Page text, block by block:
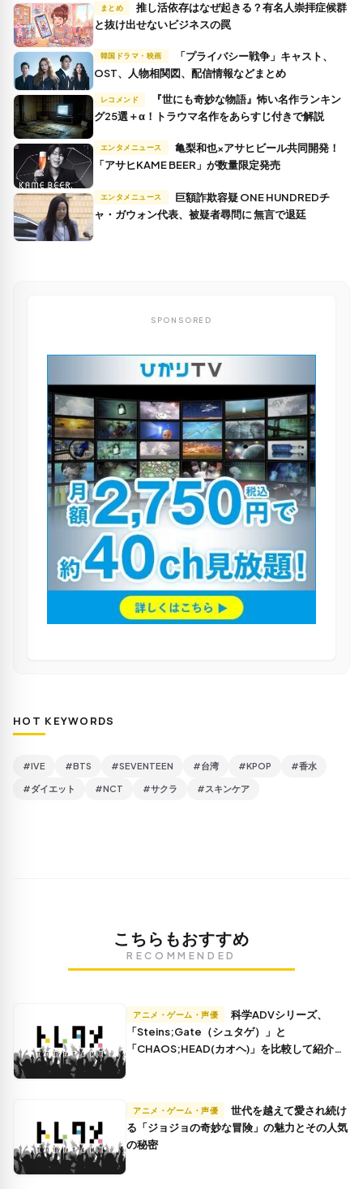
まとめ
推し活依存はなぜ起きる？有名人崇拝症候群
と抜け出せないビジネスの罠
韓国ドラマ・映画
OST、人物相関図、配信情報などまとめ
レコメンド
グ25選＋α！トラウマ名作をあらすじ付きで解説
エンタメニュース
「アサヒKAME BEER」が数量限定発売
エンタメニュース
ャ・ガウォン代表、被疑者尋問に 無言で退廷
SPONSORED
HOT KEYWORDS
#IVE #BTS #SEVENTEEN #台湾 #KPOP #香水
#ダイエット #NCT #サクラ #スキンケア
こちらもおすすめ
RECOMMENDED
アニメ・ゲーム・声優
「Steins;Gate（シュタゲ）」と
「CHAOS;HEAD(カオヘ)」を比較して紹介し
アニメ・ゲーム・声優
る「ジョジョの奇妙な冒険」の魅力とその人気
の秘密